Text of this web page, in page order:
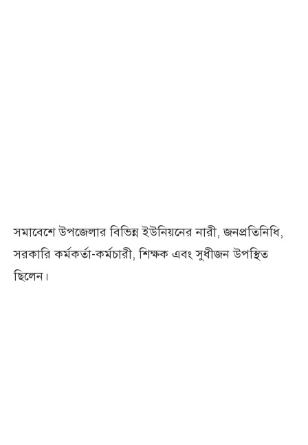
সমাবেশে উপজেলার বিভিন্ন ইউনিয়নের নারী, জনপ্রতিনিধি,
সরকারি কর্মকর্তা-কর্মচারী, শিক্ষক এবং সুধীজন উপস্থিত
ছিলেন।